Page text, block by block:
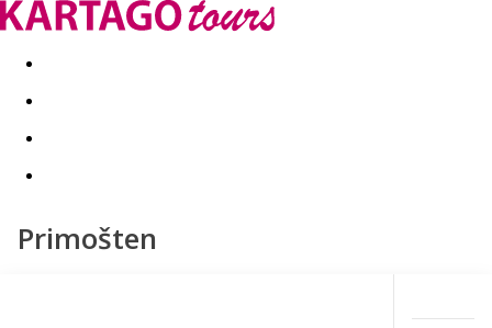
Last minute Dovolenkové kluby
Primošten